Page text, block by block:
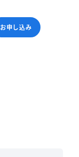
お申し込み